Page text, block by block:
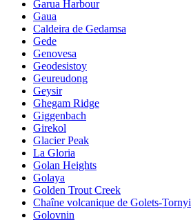
Garua Harbour
Gaua
Caldeira de Gedamsa
Gede
Genovesa
Geodesistoy
Geureudong
Geysir
Ghegam Ridge
Giggenbach
Girekol
Glacier Peak
La Gloria
Golan Heights
Golaya
Golden Trout Creek
Chaîne volcanique de Golets-Tornyi
Golovnin